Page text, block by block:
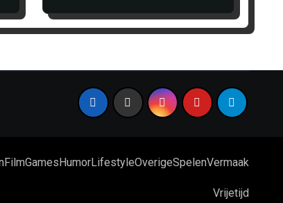
FilmGamesHumorLifestyleOverigeSpelenVermaak
Vrijetijd